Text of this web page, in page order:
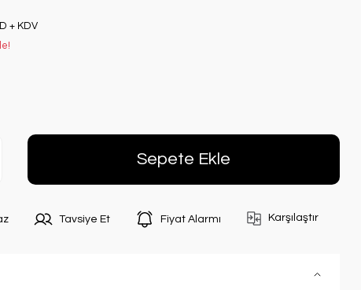
+ KDV
Sepete Ekle
Tavsiye Et Fiyat Alarmı Karşılaştır